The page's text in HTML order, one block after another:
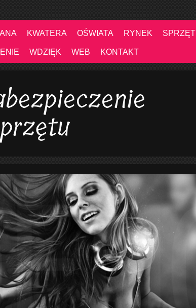
KWATERA OŚWIATA RYNEK SPRZĘT
WDZIĘK WEB KONTAKT